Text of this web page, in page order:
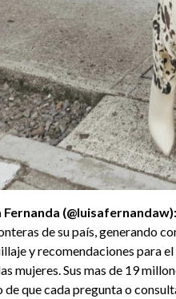
Fernanda (@luisafernandaw):
de su país, generando
y recomendaciones para
mujeres. Sus mas de 19
de que cada pregunta o